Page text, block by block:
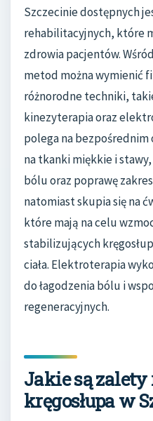
Szczecinie dostępnych
rehabilitacyjnych, które
zdrowia pacjentów.
metod można wymienić
różnorodne techniki,
kinezyterapia oraz
polega na
na tkanki miękkie i
bólu oraz poprawę
natomiast skupia się na
które mają na celu
stabilizujących
ciała. Elektroterapia
do łagodzenia bólu i
regeneracyjnych.
Jakie są
kręgosłupa w